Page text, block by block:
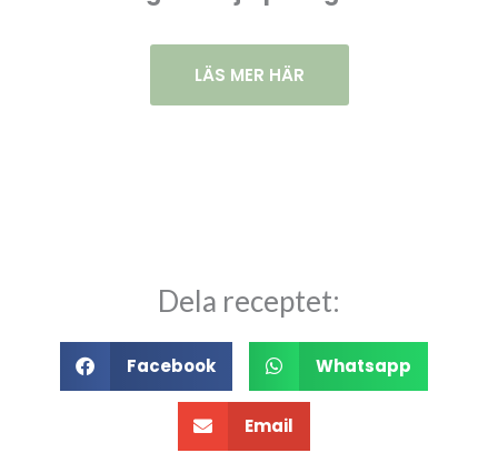
LÄS MER HÄR
Dela receptet:
Facebook Whatsapp
Email